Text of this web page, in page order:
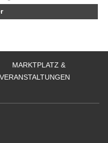
MARKTPLATZ &
VERANSTALTUNGEN